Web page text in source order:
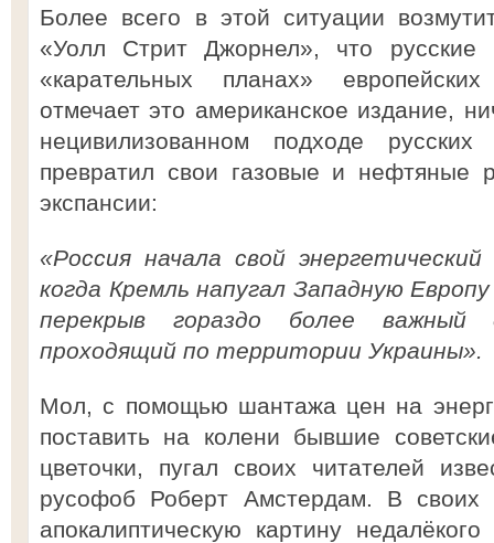
Более всего в этой ситуации
«Уолл Стрит Джорнел», что русские
«карательных планах»
отмечает это американское издание,
нецивилизованном подходе
превратил свои газовые и нефтяные
экспансии:
«Россия начала свой
когда Кремль напугал Западную
перекрыв гораздо более важный
проходящий по территории Украины».
Мол, с помощью шантажа цен на
поставить на колени бывшие
цветочки, пугал своих читателей
русофоб Роберт Амстердам. В своих
апокалиптическую картину